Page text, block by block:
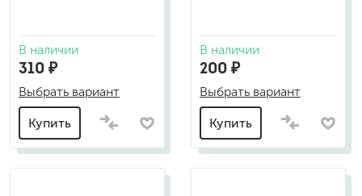
В наличии
310 ₽
Выбрать вариант
Купить
В наличии
200 ₽
Выбрать вариант
Купить